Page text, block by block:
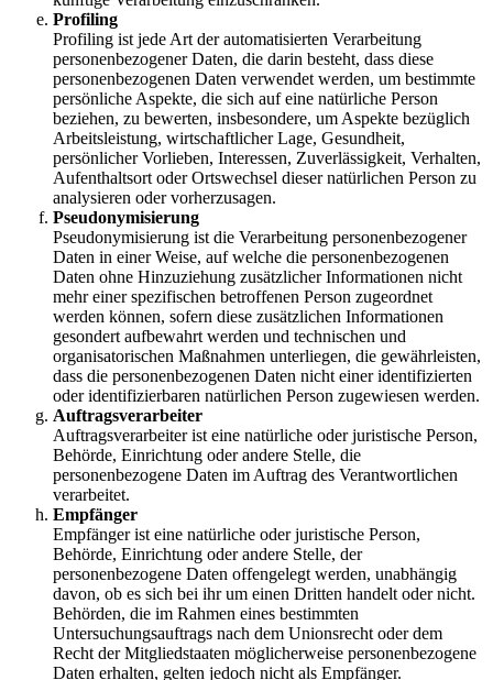
Profiling
Profiling ist jede Art der automatisierten Verarbeitung
personenbezogener Daten, die darin besteht, dass diese
personenbezogenen Daten verwendet werden, um bestimmte
persönliche Aspekte, die sich auf eine natürliche Person
beziehen, zu bewerten, insbesondere, um Aspekte bezüglich
Arbeitsleistung, wirtschaftlicher Lage, Gesundheit,
persönlicher Vorlieben, Interessen, Zuverlässigkeit, Verhalten,
Aufenthaltsort oder Ortswechsel dieser natürlichen Person zu
analysieren oder vorherzusagen.
Pseudonymisierung
Pseudonymisierung ist die Verarbeitung personenbezogener
Daten in einer Weise, auf welche die personenbezogenen
Daten ohne Hinzuziehung zusätzlicher Informationen nicht
mehr einer spezifischen betroffenen Person zugeordnet
werden können, sofern diese zusätzlichen Informationen
gesondert aufbewahrt werden und technischen und
organisatorischen Maßnahmen unterliegen, die gewährleisten,
dass die personenbezogenen Daten nicht einer identifizierten
oder identifizierbaren natürlichen Person zugewiesen werden.
Auftragsverarbeiter
Auftragsverarbeiter ist eine natürliche oder juristische Person,
Behörde, Einrichtung oder andere Stelle, die
personenbezogene Daten im Auftrag des Verantwortlichen
verarbeitet.
Empfänger
Empfänger ist eine natürliche oder juristische Person,
Behörde, Einrichtung oder andere Stelle, der
personenbezogene Daten offengelegt werden, unabhängig
davon, ob es sich bei ihr um einen Dritten handelt oder nicht.
Behörden, die im Rahmen eines bestimmten
Untersuchungsauftrags nach dem Unionsrecht oder dem
Recht der Mitgliedstaaten möglicherweise personenbezogene
Daten erhalten, gelten jedoch nicht als Empfänger.